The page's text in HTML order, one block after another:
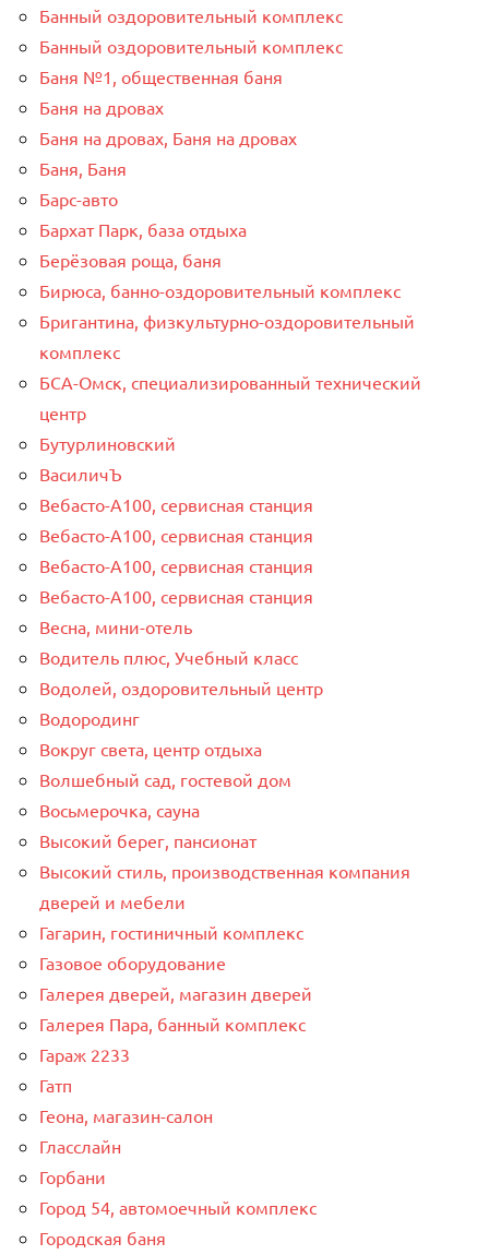
Банный оздоровительный комплекс
Банный оздоровительный комплекс
Баня №1, общественная баня
Баня на дровах
Баня на дровах, Баня на дровах
Баня, Баня
Барс-авто
Бархат Парк, база отдыха
Берёзовая роща, баня
Бирюса, банно-оздоровительный комплекс
Бригантина, физкультурно-оздоровительный
комплекс
БСА-Омск, специализированный технический
центр
Бутурлиновский
ВасиличЪ
Вебасто-А100, сервисная станция
Вебасто-А100, сервисная станция
Вебасто-А100, сервисная станция
Вебасто-А100, сервисная станция
Весна, мини-отель
Водитель плюс, Учебный класс
Водолей, оздоровительный центр
Водородинг
Вокруг света, центр отдыха
Волшебный сад, гостевой дом
Восьмерочка, сауна
Высокий берег, пансионат
Высокий стиль, производственная компания
дверей и мебели
Гагарин, гостиничный комплекс
Газовое оборудование
Галерея дверей, магазин дверей
Галерея Пара, банный комплекс
Гараж 2233
Гатп
Геона, магазин-салон
Гласслайн
Горбани
Город 54, автомоечный комплекс
Городская баня